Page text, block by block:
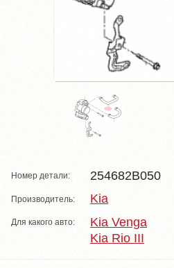
Номер детали: 254682B050
Производитель: Kia
Для какого авто:
Kia Venga
Kia Rio III